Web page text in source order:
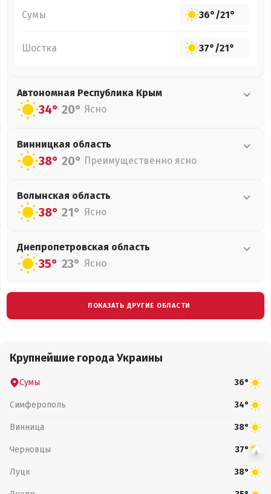
Сумы 36°/21°
Шостка 37°/21°
Автономная Республика Крым
34° 20° Ясно
Винницкая область
38° 20° Преимущественно ясно
Волынская область
38° 21° Ясно
Днепропетровская область
35° 23° Ясно
ПОКАЗАТЬ ДРУГИЕ ОБЛАСТИ
Крупнейшие города Украины
Сумы 36°
Симферополь 34°
Винница 38°
Черновцы 37°
Луцк 38°